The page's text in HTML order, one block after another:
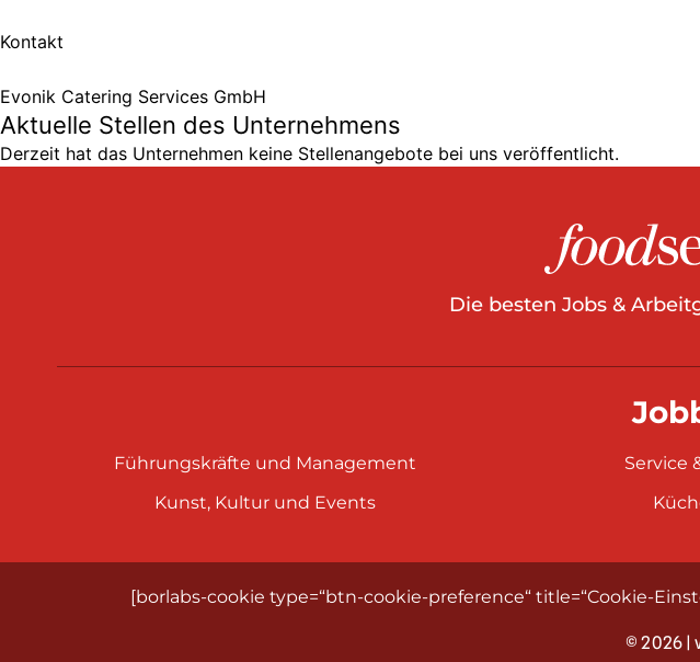
Kontakt
Evonik Catering Services GmbH
Aktuelle Stellen des Unternehmens
Derzeit hat das Unternehmen keine Stellenangebote bei uns veröffentlicht.
Die besten Jobs &
Führungskräfte und Management
Kunst, Kultur und Events
Service
[borlabs-cookie type=“btn-cookie-preference“ title=“Cookie-
© 2026 |